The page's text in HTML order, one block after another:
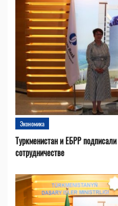
Экономика
Туркменистан и ЕБРР
сотрудничестве